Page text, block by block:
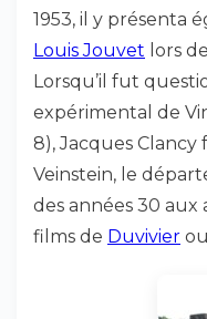
1953, il y présenta
Louis Jouvet lors
Lorsqu’il fut
expérimental de
8), Jacques
Veinstein, le
des années 30 aux
films de Duvivier